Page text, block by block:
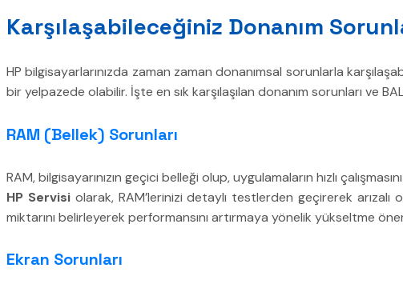
Karşılaşabileceğiniz Donanım
HP bilgisayarlarınızda zaman zaman donanımsal sorunlarla
bir yelpazede olabilir. İşte en sık karşılaşılan donanım sorunları ve
RAM (Bellek) Sorunları
RAM, bilgisayarınızın geçici belleği olup, uygulamaların hızlı
HP Servisiolarak, RAM’lerinizi detaylı testlerden geçirerek arızalı
miktarını belirleyerek performansını artırmaya yönelik yükseltme
Ekran Sorunları